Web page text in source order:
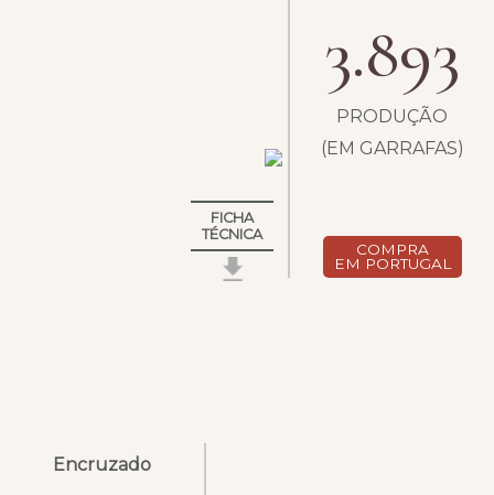
FICHA
TÉCNICA
3.893
PRODUÇÃO
(EM GARRAFAS)
COMPRA
EM PORTUGAL
Encruzado